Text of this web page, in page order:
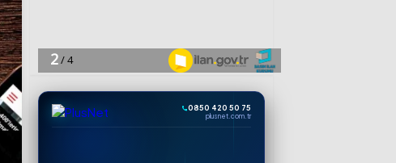
0850 420 50 75
plusnet.com.tr